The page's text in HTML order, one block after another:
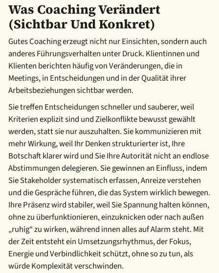
Was Coaching Verändert
(sichtbar Und Konkret)
Gutes Coaching erzeugt nicht nur Einsichten, sondern auch
anderes Führungsverhalten unter Druck. Klientinnen und
Klienten berichten häufig von Veränderungen, die in
Meetings, in Entscheidungen und in der Qualität ihrer
Arbeitsbeziehungen sichtbar werden.
Sie treffen Entscheidungen schneller und sauberer, weil
Kriterien explizit sind und Zielkonflikte bewusst gewählt
werden, statt sie nur auszuhalten. Sie kommunizieren mit
mehr Wirkung, weil Ihr Denken strukturierter ist, Ihre
Botschaft klarer wird und Sie Ihre Autorität nicht an endlose
Abstimmungen delegieren. Sie gewinnen an Einfluss, indem
Sie Stakeholder systematisch erfassen, Anreize verstehen
und die Gespräche führen, die das System wirklich bewegen.
Ihre Präsenz wird stabiler, weil Sie Spannung halten können,
ohne zu überfunktionieren, einzuknicken oder nach außen
„ruhig“ zu wirken, während innen alles auf Alarm steht. Mit
der Zeit entsteht ein Umsetzungsrhythmus, der Fokus,
Energie und Verbindlichkeit schützt, ohne so zu tun, als
würde Komplexität verschwinden.